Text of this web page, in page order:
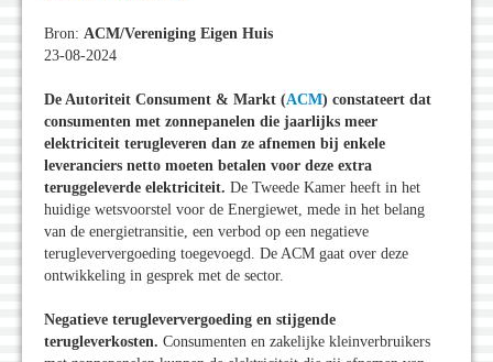
Bron: ACM/Vereniging Eigen Huis
23-08-2024
De Autoriteit Consument & Markt (ACM) constateert dat
consumenten met zonnepanelen die jaarlijks meer
elektriciteit terugleveren dan ze afnemen bij enkele
leveranciers netto moeten betalen voor deze extra
teruggeleverde elektriciteit. De Tweede Kamer heeft in het
huidige wetsvoorstel voor de Energiewet, mede in het belang
van de energietransitie, een verbod op een negatieve
terugleververgoeding toegevoegd. De ACM gaat over deze
ontwikkeling in gesprek met de sector.
Negatieve terugleververgoeding en stijgende
terugleverkosten. Consumenten en zakelijke kleinverbruikers